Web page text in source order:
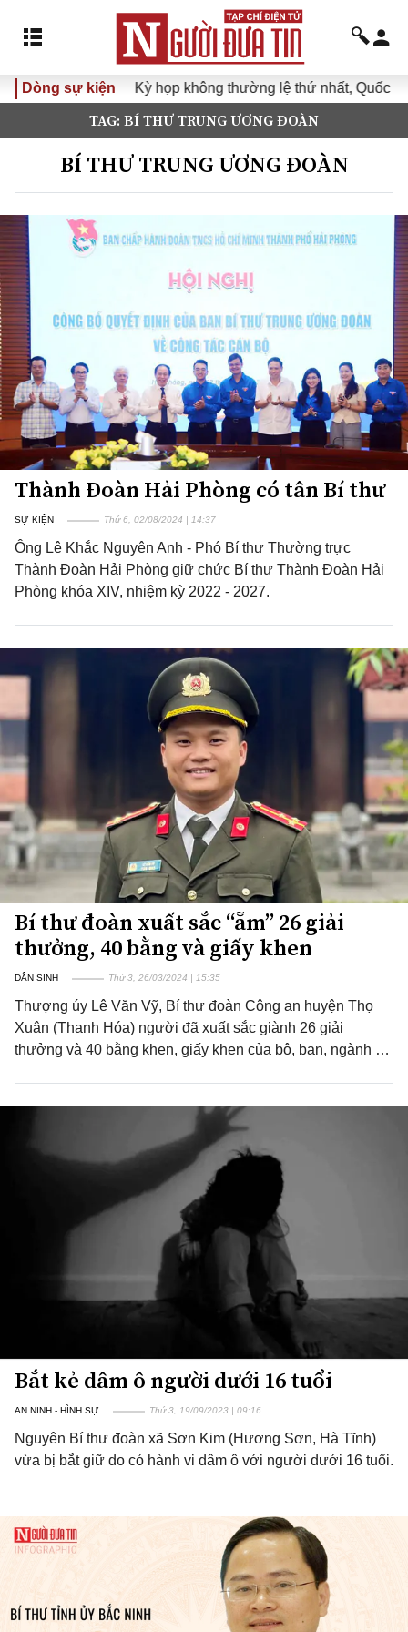
Dòng sự kiệnKỳ họp không thường lệ thứ nhất, Quốc hội
TAG: BÍ THƯ TRUNG ƯƠNG ĐOÀN
BÍ THƯ TRUNG ƯƠNG ĐOÀN
Thành Đoàn Hải Phòng có tân Bí thư
SỰ KIỆN Thứ 6, 02/08/2024 | 14:37
Ông Lê Khắc Nguyên Anh - Phó Bí thư Thường trực
Thành Đoàn Hải Phòng giữ chức Bí thư Thành Đoàn Hải
Phòng khóa XIV, nhiệm kỳ 2022 - 2027.
Bí thư đoàn xuất sắc “ẵm” 26 giải
thưởng, 40 bằng và giấy khen
DÂN SINH Thứ 3, 26/03/2024 | 15:35
Thượng úy Lê Văn Vỹ, Bí thư đoàn Công an huyện Thọ
Xuân (Thanh Hóa) người đã xuất sắc giành 26 giải
thưởng và 40 bằng khen, giấy khen của bộ, ban, ngành …
Bắt kẻ dâm ô người dưới 16 tuổi
AN NINH - HÌNH SỰ Thứ 3, 19/09/2023 | 09:16
Nguyên Bí thư đoàn xã Sơn Kim (Hương Sơn, Hà Tĩnh)
vừa bị bắt giữ do có hành vi dâm ô với người dưới 16 tuổi.